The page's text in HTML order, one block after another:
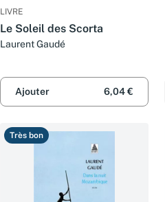
LIVRE
Le Soleil des Scorta
Laurent Gaudé
Ajouter 6,04 €
Très bon